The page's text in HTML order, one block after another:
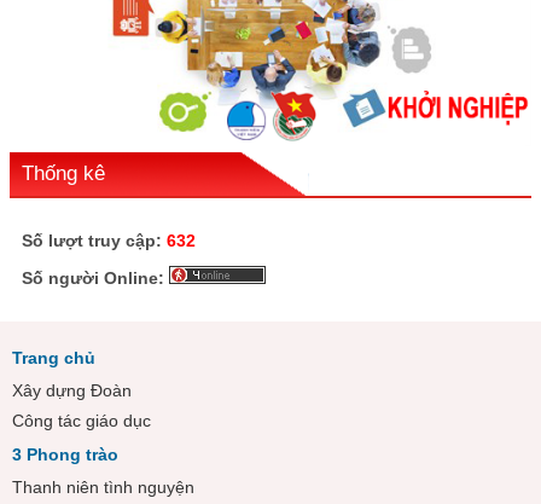
Thống kê
Số lượt truy cập: 632
Số người Online:
Trang chủ
Xây dựng Đoàn
Công tác giáo dục
3 Phong trào
Thanh niên tình nguyện